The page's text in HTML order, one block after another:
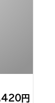
円